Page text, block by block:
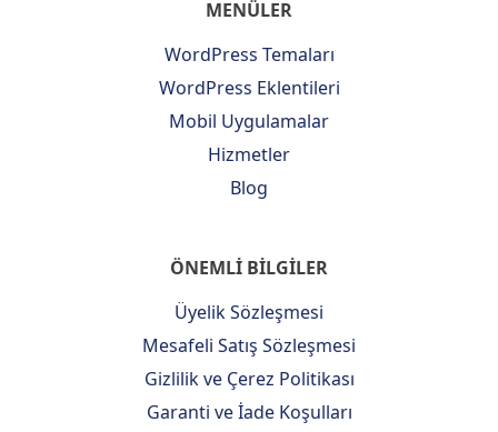
MENÜLER
WordPress Temaları
WordPress Eklentileri
Mobil Uygulamalar
Hizmetler
Blog
ÖNEMLİ BİLGİLER
Üyelik Sözleşmesi
Mesafeli Satış Sözleşmesi
Gizlilik ve Çerez Politikası
Garanti ve İade Koşulları